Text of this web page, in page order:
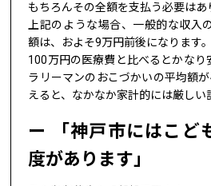
もちろんその全額を支払う必要はあ
上記のような場合、一般的な収入
額は、およそ9万円前後になります。
100万円の医療費と比べるとかなり
ラリーマンのおこづかいの平均額
えると、なかなか家計的には厳しい
「神戸市にはこど
度があります」